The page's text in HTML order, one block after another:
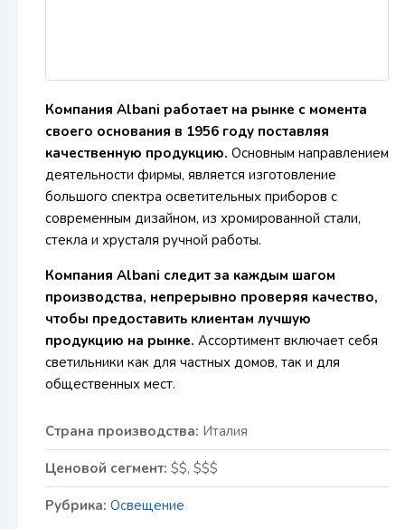
Компания Albani работает на рынке с момента
своего основания в 1956 году поставляя
качественную продукцию. Основным направлением
деятельности фирмы, является изготовление
большого спектра осветительных приборов с
современным дизайном, из хромированной стали,
стекла и хрусталя ручной работы.
Компания Albani следит за каждым шагом
производства, непрерывно проверяя качество,
чтобы предоставить клиентам лучшую
продукцию на рынке. Ассортимент включает себя
светильники как для частных домов, так и для
общественных мест.
Страна производства: Италия
Ценовой сегмент: $$, $$$
Рубрика: Освещение